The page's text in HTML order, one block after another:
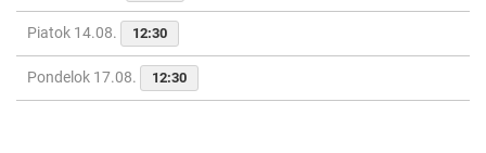
Piatok 14.08. 12:30
Pondelok 17.08. 12:30